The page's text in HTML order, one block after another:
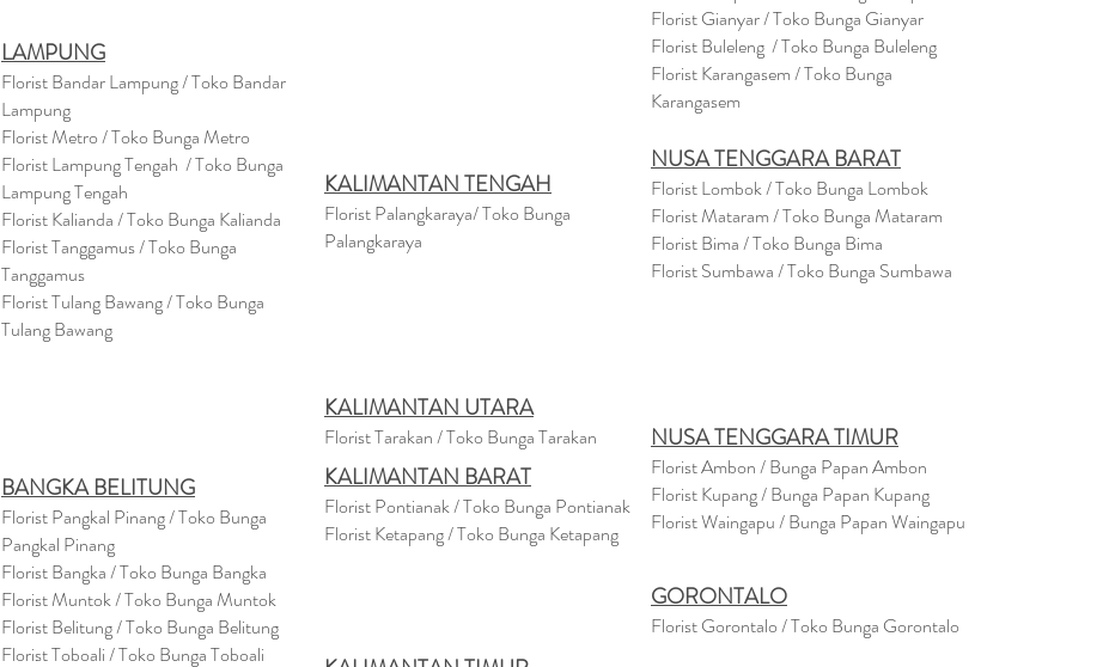
LAMPUNG
Florist Bandar Lampung / Toko Bandar
Lampung
Florist Metro / Toko Bunga Metro
Florist Lampung Tengah / Toko Bunga
Lampung Tengah
Florist Kalianda / Toko Bunga Kalianda
Florist Tanggamus / Toko Bunga
Tanggamus
Florist Tulang Bawang / Toko Bunga
Tulang Bawang
KALIMANTAN TENGAH
Florist Palangkaraya/ Toko Bunga
Palangkaraya
Florist Gianyar / Toko Bunga Gianyar
Florist Buleleng / Toko Bunga Buleleng
Florist Karangasem / Toko Bunga
Karangasem
NUSA TENGGARA BARAT
Florist Lombok / Toko Bunga Lombok
FloristMataram/ Toko Bunga Mataram
Florist Bima / Toko Bunga Bima
Florist Sumbawa / Toko Bunga Sumbawa
KALIMANTAN UTARA
Florist Tarakan / Toko Bunga Tarakan
BANGKA BELITUNG
Florist Pangkal Pinang / Toko Bunga
Pangkal Pinang
Florist Bangka / Toko Bunga Bangka
Florist Muntok / Toko Bunga Muntok
Florist Belitung / Toko Bunga Belitung
Florist Toboali / Toko Bunga Toboali
KALIMANTAN BARAT
Florist Pontianak / Toko Bunga Pontianak
Florist Ketapang / Toko Bunga Ketapang
NUSA TENGGARA TIMUR
Florist Ambon / Bunga Papan Ambon
Florist Kupang / Bunga Papan Kupang
Florist Waingapu / Bunga Papan Waingapu
GORONTALO
Florist Gorontalo / Toko Bunga Gorontalo